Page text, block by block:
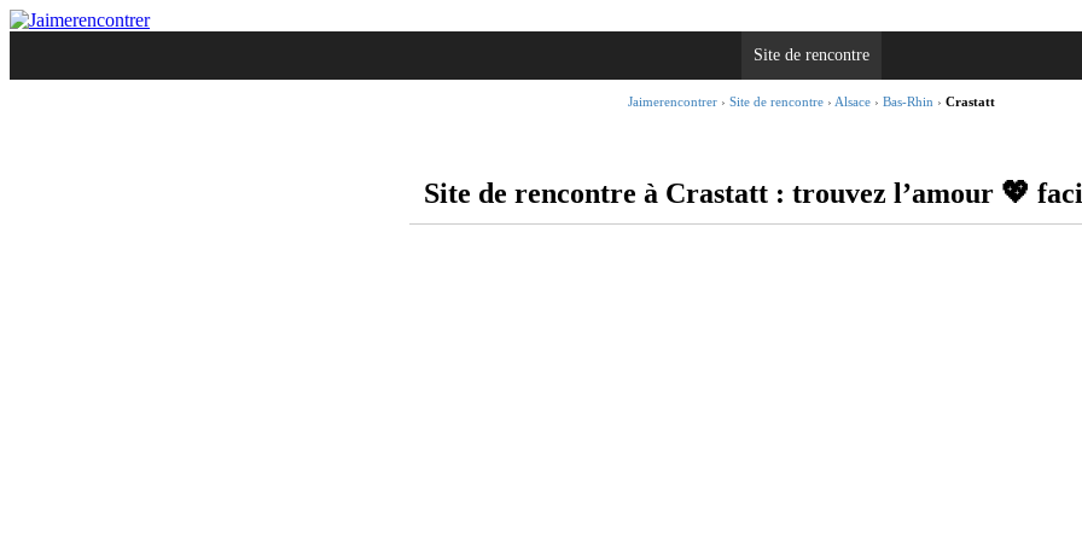
Site de rencontre
Jaimerencontrer › Site de rencontre › Alsace › Bas-Rhin › Crastatt
Site de rencontre à Crastatt : trouvez l’amour 💖